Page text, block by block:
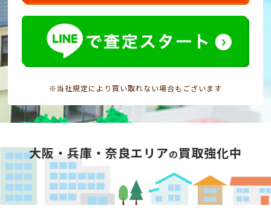
※当社規定により買い取れない場合もございます
大阪・兵庫・奈良エリアの買取強化中